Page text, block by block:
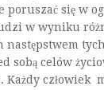
poruszać się w
w wyniku
następstwem
sobą celów
człowiek